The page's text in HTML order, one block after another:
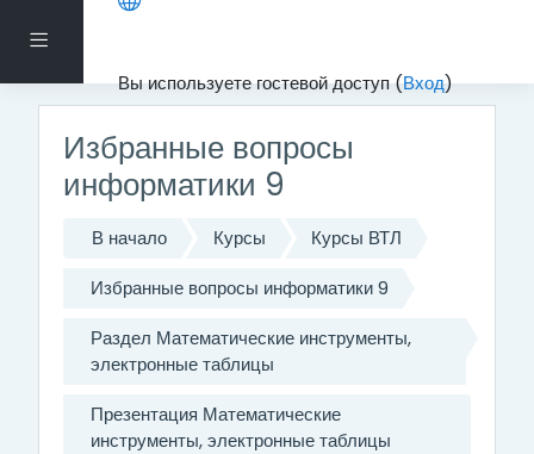
Боковая панель
Вы используете гостевой доступ (Вход)
Перейти к основному содержанию
Избранные вопросы
информатики 9
В начало Курсы
Курсы ВТЛ
Избранные вопросы информатики 9
Раздел Математические инструменты,
электронные таблицы
Презентация Математические
инструменты, электронные таблицы